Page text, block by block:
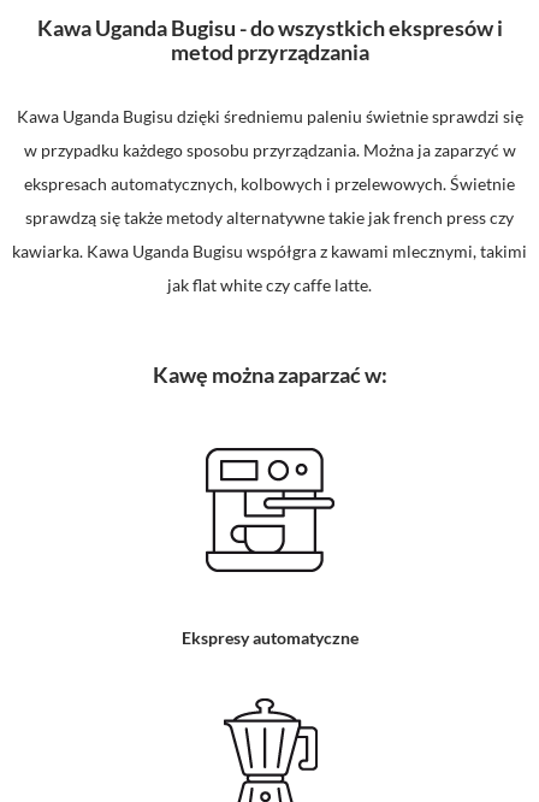
Kawa Uganda Bugisu - do wszystkich ekspresów i
metod przyrządzania
Kawa Uganda Bugisu dzięki średniemu paleniu świetnie sprawdzi się
w przypadku każdego sposobu przyrządzania. Można ja zaparzyć w
ekspresach automatycznych, kolbowych i przelewowych. Świetnie
sprawdzą się także metody alternatywne takie jak french press czy
kawiarka. Kawa Uganda Bugisu współgra z kawami mlecznymi, takimi
jak flat white czy caffe latte.
Kawę można zaparzać w:
Ekspresy automatyczne